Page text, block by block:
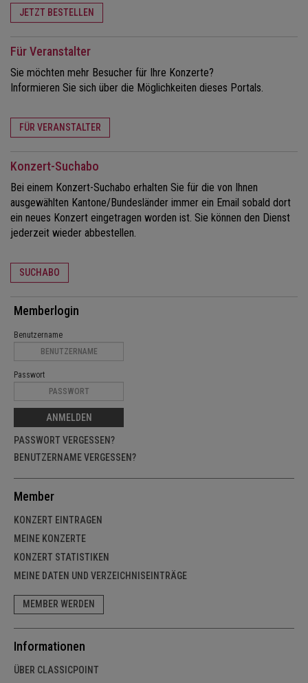
JETZT BESTELLEN
Für Veranstalter
Sie möchten mehr Besucher für Ihre Konzerte?
Informieren Sie sich über die Möglichkeiten dieses Portals.
FÜR VERANSTALTER
Konzert-Suchabo
Bei einem Konzert-Suchabo erhalten Sie für die von Ihnen
ausgewählten Kantone/Bundesländer immer ein Email sobald dort
ein neues Konzert eingetragen worden ist. Sie können den Dienst
jederzeit wieder abbestellen.
SUCHABO
Memberlogin
Benutzername
Passwort
ANMELDEN
PASSWORT VERGESSEN?
BENUTZERNAME VERGESSEN?
Member
KONZERT EINTRAGEN
MEINE KONZERTE
KONZERT STATISTIKEN
MEINE DATEN UND VERZEICHNISEINTRÄGE
MEMBER WERDEN
Informationen
ÜBER CLASSICPOINT